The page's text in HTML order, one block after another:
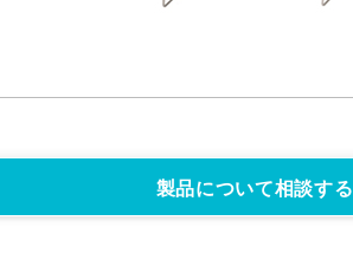
製品について相談する